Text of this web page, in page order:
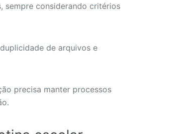
sempre considerando critérios
de arquivos e
precisa manter processos